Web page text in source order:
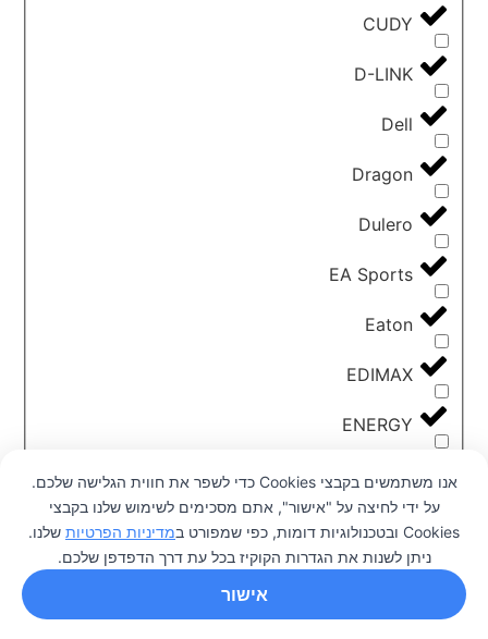
0
CUDY
D-LINK
Dell
Dragon
Dulero
EA Sports
Eaton
EDIMAX
ENERGY
ESun
Flashforge
Garmin
GIGABYTE
אנו משתמשים בקבצי Cookies כדי לשפר את חווית הגלישה שלכם.
על ידי לחיצה על "אישור", אתם מסכימים לשימוש שלנו בקבצי
Cookies ובטכנולוגיות דומות, כפי שמפורט ב
מדיניות הפרטיות שלנו.
ניתן לשנות את הגדרות הקוקיז בכל עת דרך הדפדפן שלכם.
אישור